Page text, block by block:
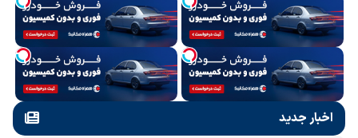
اخبار جدید